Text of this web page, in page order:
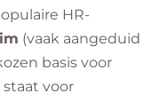
HR-
(vaak aangeduid
basis voor
staat voor